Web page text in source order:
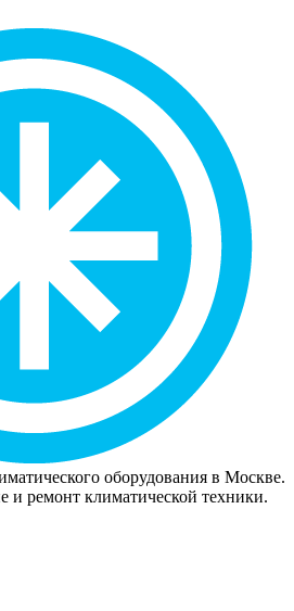
оборудования в Москве.
и ремонт климатической техники.